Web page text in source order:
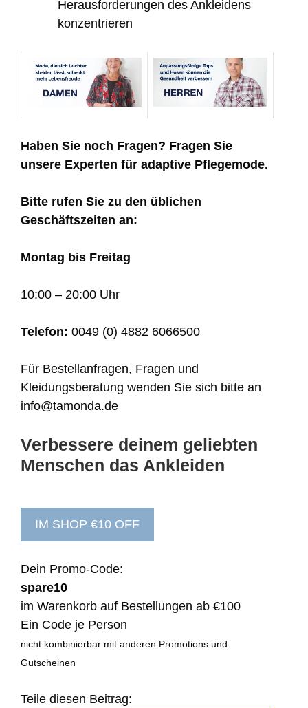
Herausforderungen des Ankleidens
konzentrieren
Haben Sie noch Fragen? Fragen Sie
unsere Experten für adaptive Pflegemode.
Bitte rufen Sie zu den üblichen
Geschäftszeiten an:
Montag bis Freitag
10:00 – 20:00 Uhr
Telefon: 0049 (0) 4882 6066500
Für Bestellanfragen, Fragen und
Kleidungsberatung wenden Sie sich bitte an
info@tamonda.de
Verbessere deinem geliebten
Menschen das Ankleiden
IM SHOP €10 OFF
Dein Promo-Code:
spare10
im Warenkorb auf Bestellungen ab €100
Ein Code je Person
nicht kombinierbar mit anderen Promotions und
Gutscheinen
Teile diesen Beitrag: